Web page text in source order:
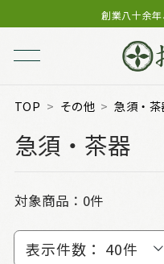
創業八十余
TOP その他 急須・茶
急須・茶器
対象商品：0件
表示件数： 40件